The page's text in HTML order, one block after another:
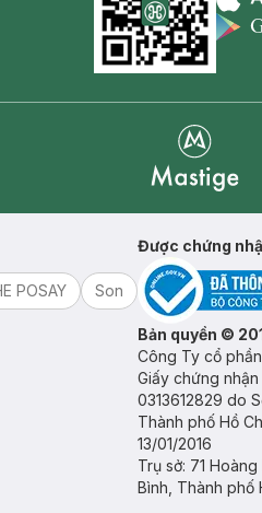
POSAY
Son
Được chứng
Bản quyền ©
Công Ty cổ phần
Giấy chứng
0313612829 do
Thành phố Hồ
13/01/2016
Trụ sở: 71
Bình, Thành phố